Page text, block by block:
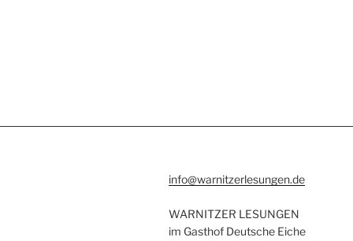
info@warnitzerlesungen.de
WARNITZER LESUNGEN
im Gasthof Deutsche Eiche